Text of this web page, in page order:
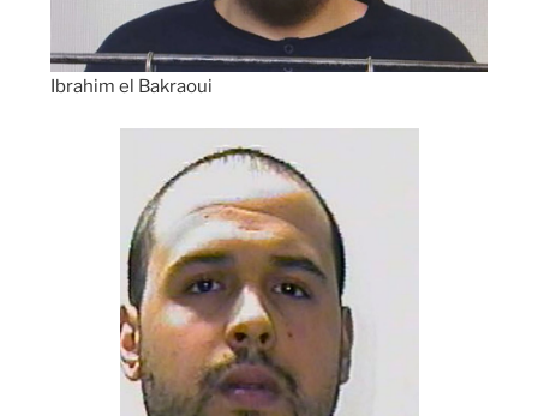
Ibrahim el Bakraoui